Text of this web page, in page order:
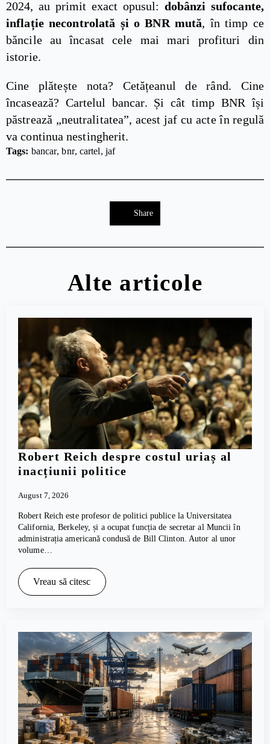
2024, au primit exact opusul: dobânzi sufocante,
inflație necontrolată și o BNR mută, în timp ce
băncile au încasat cele mai mari profituri din
istorie.
Cine plătește nota? Cetățeanul de rând. Cine
încasează? Cartelul bancar. Și cât timp BNR își
păstrează „neutralitatea”, acest jaf cu acte în regulă
va continua nestingherit.
Tags: bancar bnr cartel jaf
Share
Alte articole
Robert Reich despre costul uriaș al
inacțiunii politice
August 7, 2026
Robert Reich este profesor de politici publice la Universitatea
California, Berkeley, și a ocupat funcția de secretar al Muncii în
administrația americană condusă de Bill Clinton. Autor al unor
volume…
Vreau să citesc